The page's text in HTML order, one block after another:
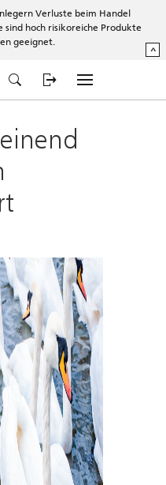
Verluste beim Handel
hoch risikoreiche Produkte
geeignet.
^